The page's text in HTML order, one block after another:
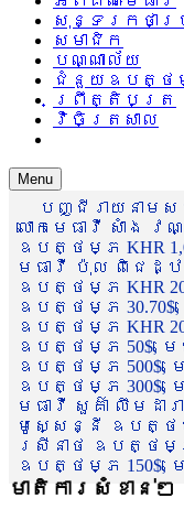
សុន្ទរកថាប្រ
សមាជិក
បណ្ណាល័យ
ជំនួយឧបត្ថ
ព្រឹត្តិបត្រ
វិចិត្រសាល
Menu
បញ្ជីរាយនាមស
លោកមេធាវី សាំង
ឧបត្ថម្ភ KHR
មេធាវី ប៉ុល ពិជេដ្ឋ
ឧបត្ថម្ភ KHR
ឧបត្ថម្ភ
ឧបត្ថម្ភ KHR
ឧបត្ថម្ភ 50$, មេ
ឧបត្ថម្ភ 500$,
ឧបត្ថម្ភ 300$,
មេធាវី សួគ៌ា លឹមដា
មូសេ្សន្នី ឧបត្ថម្
ស្រីនាថ ឧបត្ថម្ភ
ឧបត្ថម្ភ 150$,
មាតិការសំខាន់ៗ